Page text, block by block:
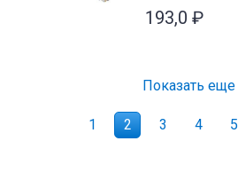
193,0 ₽
Показать еще
1 2 3 4 5